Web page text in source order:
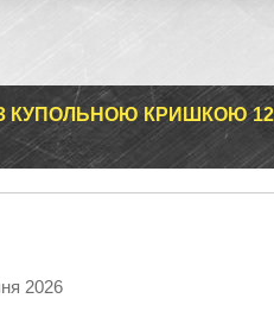
КУПОЛЬНОЮ КРИШКОЮ
2026